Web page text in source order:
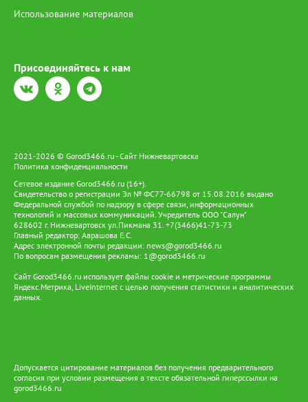
Использование материалов
Присоединяйтесь к нам
2021-2026 © Gorod3466.ru - Сайт Нижневартовска
Политика конфиденциальности
Сетевое издание Gorod3466.ru (16+).
Свидетельство о регистрации Эл № ФС77-66798 от 15.08.2016 выдано
Федеральной службой по надзору в сфере связи, информационных
технологий и массовых коммуникаций. Учредитель ООО "Салун"
628602 г. Нижневартовск ул.Пикмана 31. +7(3466)41-73-73
Главный редактор: Аврашова Е.С.
Адрес электронной почты редакции: news@gorod3466.ru
По вопросам размещения рекламы: 1@gorod3466.ru
Сайт Gorod3466.ru использует файлы cookie и метрические программы
Яндекс.Метрика, LiveInternet с целью получения статистики и аналитических
данных.
Допускается цитирование материалов без получения предварительного
согласия при условии размещения в тексте обязательной гиперссылки на
gorod3466.ru